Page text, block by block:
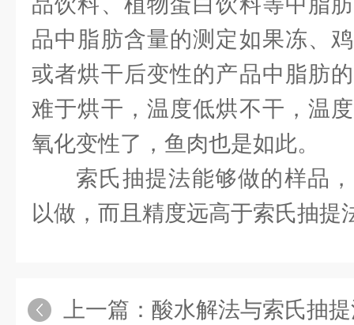
品中脂肪含量的测定如果冻、
或者烘干后变性的产品中脂肪
难于烘干，温度低烘不干，温
氧化变性了，鱼肉也是如此。
索氏抽提法能够做的样品
以做，而且精度远高于索氏抽提
上一篇： 酸水解法与索氏抽提法测